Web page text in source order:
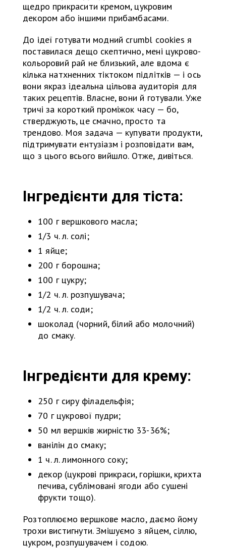
щедро прикрасити кремом, цукровим
декором або іншими прибамбасами.
До ідеї готувати модний сrumbl cookies я
поставилася дещо скептично, мені цукрово-
кольоровий рай не близький, але вдома є
кілька натхненних тіктоком підлітків — і ось
вони якраз ідеальна цільова аудиторія для
таких рецептів. Власне, вони й готували. Уже
тричі за короткий проміжок часу — бо,
стверджують, це смачно, просто та
трендово. Моя задача — купувати продукти,
підтримувати ентузіазм і розповідати вам,
що з цього всього вийшло. Отже, дивіться.
Інгредієнти для тіста:
100 г вершкового масла;
1/3 ч. л. солі;
1 яйце;
200 г борошна;
100 г цукру;
1/2 ч. л. розпушувача;
1/2 ч. л. соди;
шоколад (чорний, білий або молочний)
до смаку.
Інгредієнти для крему:
250 г сиру філадельфія;
70 г цукрової пудри;
50 мл вершків жирністю 33-36%;
ванілін до смаку;
1 ч. л. лимонного соку;
декор (цукрові прикраси, горішки, крихта
печива, сублімовані ягоди або сушені
фрукти тощо).
Розтоплюємо вершкове масло, даємо йому
трохи вистигнути. Змішуємо з яйцем, сіллю,
цукром, розпушувачем і содою.